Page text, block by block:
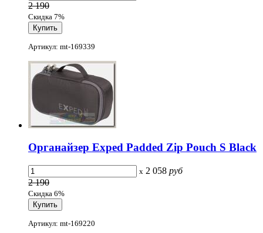
2 190
Скидка 7%
Артикул: mt-169339
Органайзер Exped Padded Zip Pouch S Black
x 2 058 руб
2 190
Скидка 6%
Артикул: mt-169220